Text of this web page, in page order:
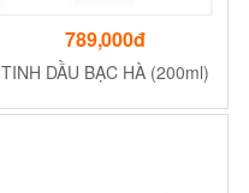
789,000đ
TINH DẦU BẠC HÀ (200ml)